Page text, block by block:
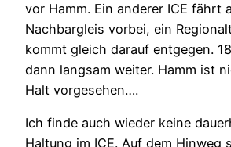
vor Hamm. Ein anderer ICE fährt
Nachbargleis vorbei, ein
kommt gleich darauf entgegen.
dann langsam weiter. Hamm ist
Halt vorgesehen….
Ich finde auch wieder keine
Haltung im ICE. Auf dem Hinweg